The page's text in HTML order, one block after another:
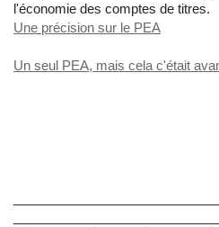
l'économie des comptes de titres.
Une précision sur le PEA
Un seul PEA, mais cela c'était